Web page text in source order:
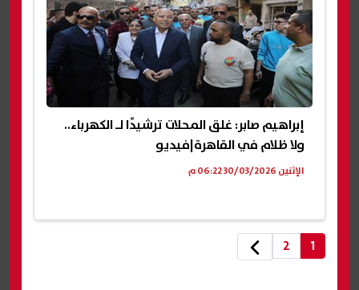
إبراهيم صابر: غلق المحلات ترشيدًا لـ الكهرباء..
ولا ظلام في القاهرة|فيديو
الإثنين 30/03/2026 06:22 م
1
2